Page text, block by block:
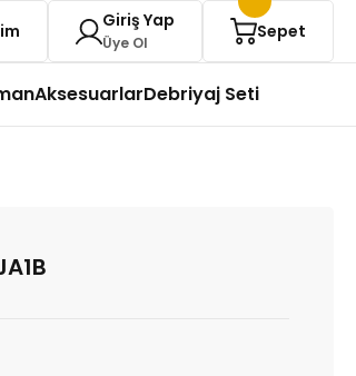
Giriş Yap
Üye Ol
Sepet
AksesuarlarDebriyaj Seti